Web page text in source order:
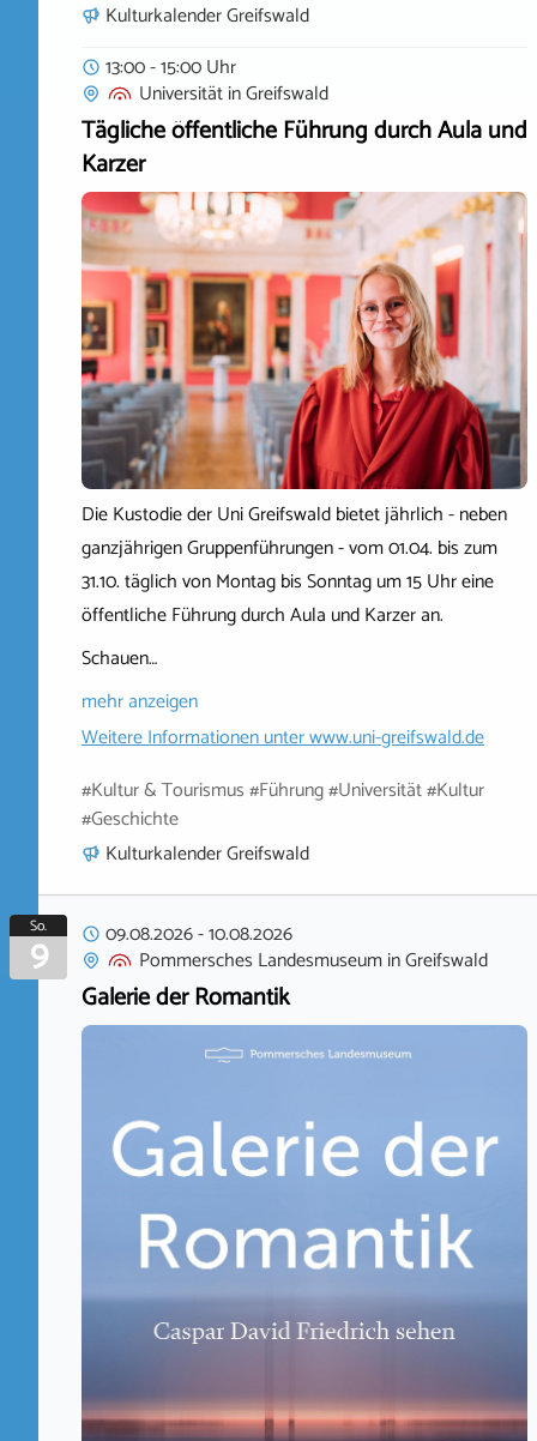
Kulturkalender Greifswald
13:00 - 15:00 Uhr
UniversitätinGreifswald
Tägliche öffentliche Führung durch Aula und
Karzer
Die Kustodie der Uni Greifswald bietet jährlich - neben
ganzjährigen Gruppenführungen - vom 01.04. bis zum
31.10. täglich von Montag bis Sonntag um 15 Uhr eine
öffentliche Führung durch Aula und Karzer an.
Schauen…
mehr anzeigen
Weitere Informationen unterwww.uni-greifswald.de
#Kultur & Tourismus #Führung #Universität #Kultur
#Geschichte
Kulturkalender Greifswald
So.
9 09.08.2026-10.08.2026
Pommersches LandesmuseuminGreifswald
Galerie der Romantik